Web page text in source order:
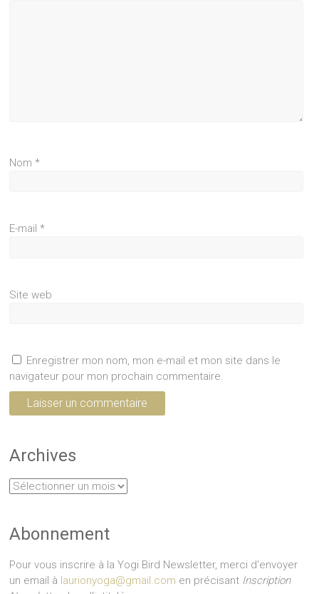
Nom*
E-mail*
Site web
Enregistrer mon nom, mon e-mail et mon site dans le
navigateur pour mon prochain commentaire.
Archives
Archives
Abonnement
Pour vous inscrire à la Yogi Bird Newsletter, merci d'envoyer
un email à laurionyoga@gmail.com en précisant Inscription